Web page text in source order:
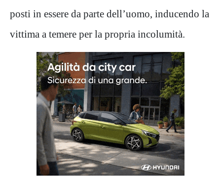
posti in essere da parte dell’uomo, inducendo la
vittima a temere per la propria incolumità.